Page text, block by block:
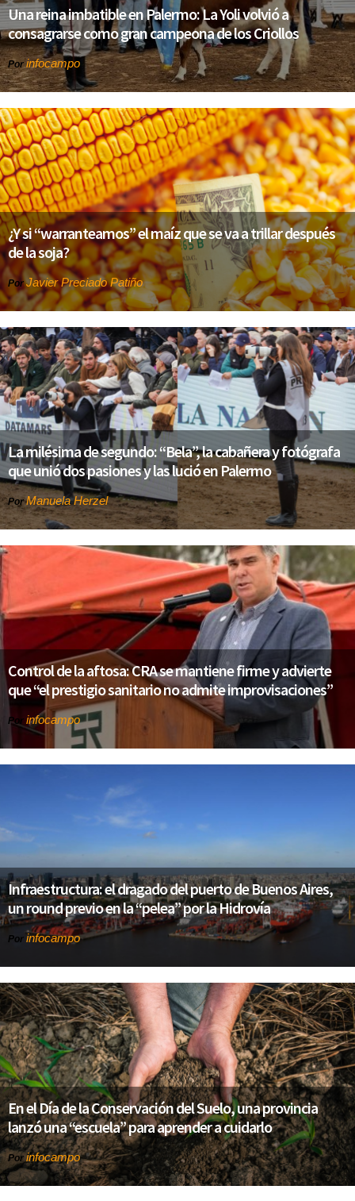
Una reina imbatible en Palermo: La Yoli volvió a
consagrarse como gran campeona de los Criollos
Porinfocampo
¿Y si “warranteamos” el maíz que se va a trillar después
de la soja?
PorJavier Preciado Patiño
La milésima de segundo: “Bela”, la cabañera y fotógrafa
que unió dos pasiones y las lució en Palermo
PorManuela Herzel
Control de la aftosa: CRA se mantiene firme y advierte
que “el prestigio sanitario no admite improvisaciones”
Por infocampo
Infraestructura: el dragado del puerto de Buenos Aires,
un round previo en la “pelea” por la Hidrovía
Por infocampo
En el Día de la Conservación del Suelo, una provincia
lanzó una “escuela” para aprender a cuidarlo
Por infocampo